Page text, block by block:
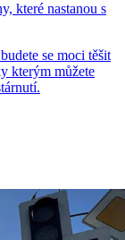
které nastanou s
se moci těšit
kterým můžete